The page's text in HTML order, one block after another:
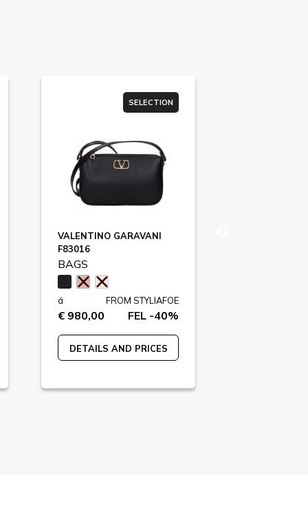
SELECTION
VALENTINO GARAVANI
F83016
BAGS
á
€ 980,00
FROM STYLIAFOE
FEL -40%
DETAILS AND PRICES